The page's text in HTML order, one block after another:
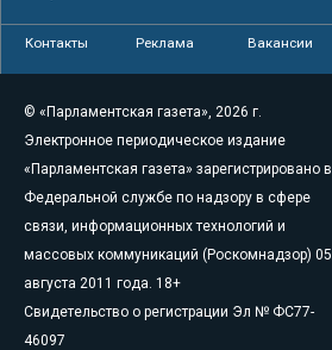
Контакты Реклама Вакансии
© «Парламентская газета», 2026 г.
Электронное периодическое издание
«Парламентская газета» зарегистрировано в
Федеральной службе по надзору в сфере
связи, информационных технологий и
массовых коммуникаций (Роскомнадзор) 05
августа 2011 года. 18+
Свидетельство о регистрации Эл № ФС77-
46097